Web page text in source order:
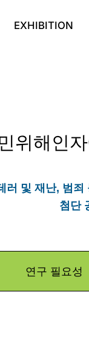
EXHIBITION
위해인
러 및 재난, 범죄
첨단
연구 필요성